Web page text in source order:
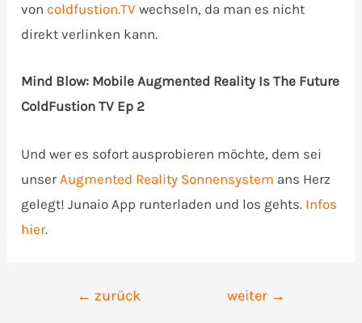
voncoldfustion.TV wechseln, da man es nicht
direkt verlinken kann.
Mind Blow: Mobile Augmented Reality Is The Future
ColdFustion TV Ep 2
Und wer es sofort ausprobieren möchte, dem sei
unser Augmented Reality Sonnensystem ans Herz
gelegt! Junaio App runterladen und los gehts. Infos
hier.
Beitrags-
← zurück weiter →